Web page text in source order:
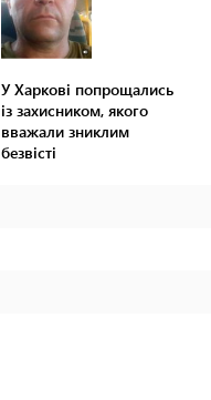
У Харкові попрощались
із захисником, якого
вважали зниклим
безвісті